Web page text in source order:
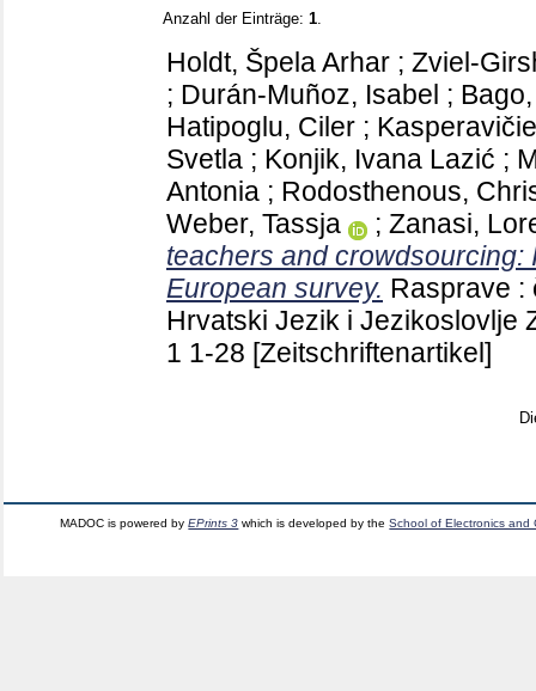
Anzahl der Einträge: 1
Holdt, Špela Arhar ; Zviel-
; Durán-Muñoz, Isabel ;
Hatipoglu, Ciler ;
Svetla ; Konjik, Ivana Lazić ;
Antonia ; Rodosthenous,
Weber, Tassja
; Zanasi,
teachers and crowdsourcing:
European survey. Rasprave :
Hrvatski Jezik i Jezikoslovlje
1 1-28 [Zeitschriftenartikel]
MADOC is powered byEPrints 3 which is developed by theSchool of Electronics and